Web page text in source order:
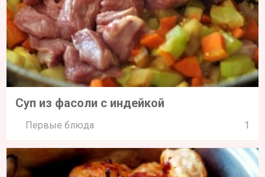
Суп из фасоли с индейкой
Первые блюда 1